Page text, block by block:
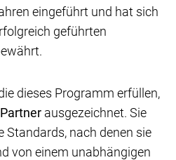
eingeführt und hat sich
geführten
dieses Programm erfüllen,
ausgezeichnet. Sie
Standards, nach denen sie
von einem unabhängigen